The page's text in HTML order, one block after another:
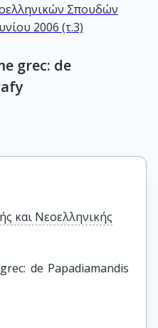
Σπουδών
2006 (τ.3)
grec: de
και Νεοελληνικής
de Papadiamandis